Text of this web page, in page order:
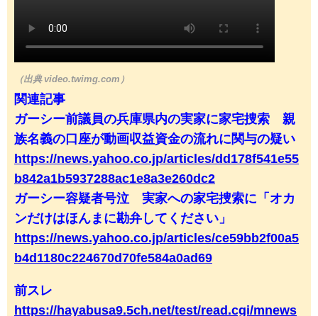
（出典 video.twimg.com）
関連記事
ガーシー前議員の兵庫県内の実家に家宅捜索 親
族名義の口座が動画収益資金の流れに関与の疑い
https://news.yahoo.co.jp/articles/dd178f541e55
b842a1b5937288ac1e8a3e260dc2
ガーシー容疑者号泣 実家への家宅捜索に「オカ
ンだけはほんまに勘弁してください」
https://news.yahoo.co.jp/articles/ce59bb2f00a5
b4d1180c224670d70fe584a0ad69
前スレ
https://hayabusa9.5ch.net/test/read.cgi/mnews